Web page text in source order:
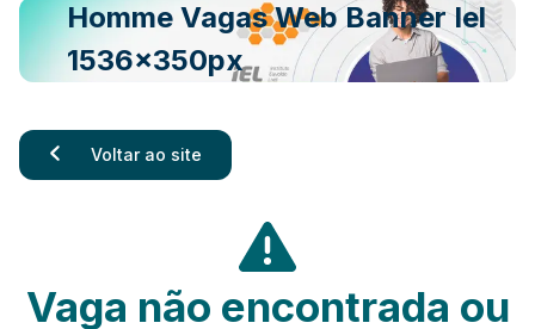
Homme Vagas Web Banner Iel
1536x350px
Voltar ao site
Vaga não encontrada ou